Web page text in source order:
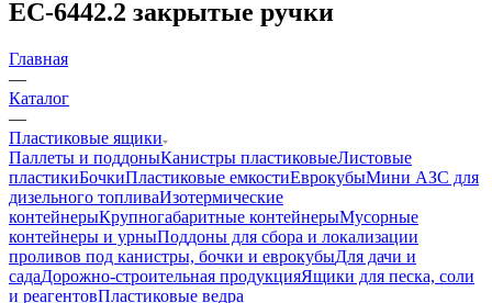
EC-6442.2 закрытые ручки
Главная
—
Каталог
—
Пластиковые ящики
Паллеты и поддоныКанистры пластиковыеЛистовые
пластикиБочкиПластиковые емкостиЕврокубыМини АЗС для
дизельного топливаИзотермические
контейнерыКрупногабаритные контейнерыМусорные
контейнеры и урныПоддоны для сбора и локализации
проливов под канистры, бочки и еврокубыДля дачи и
садаДорожно-строительная продукцияЯщики для песка, соли
и реагентовПластиковые ведра